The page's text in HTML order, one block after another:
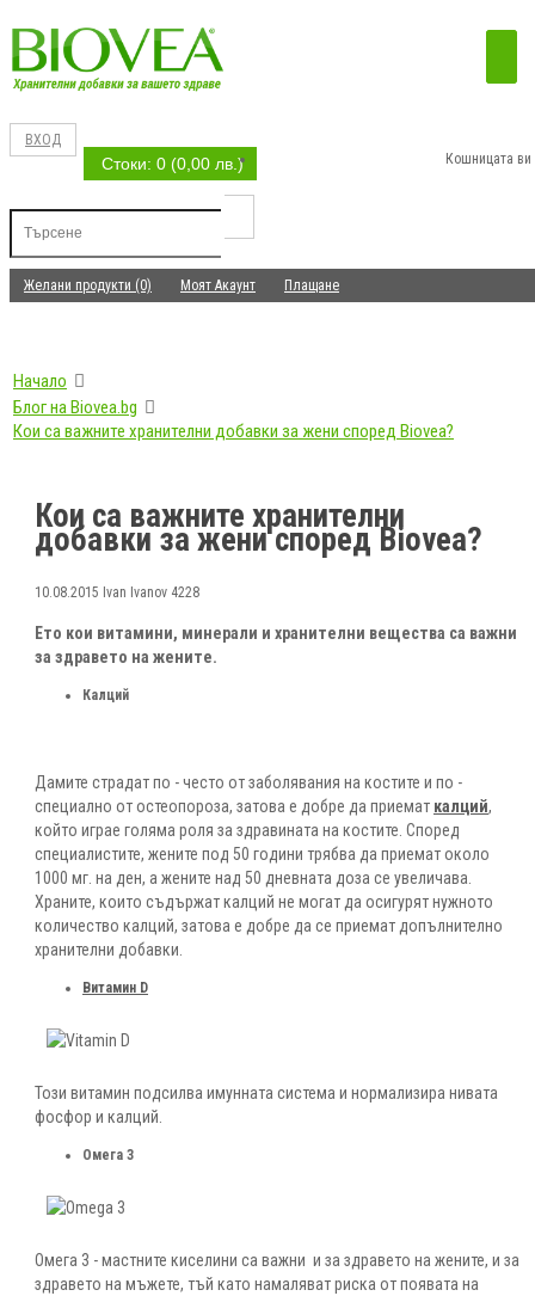
ВХОД
Стоки: 0 (0,00 лв.) Кошницата ви
Желани продукти (0) Моят Акаунт Плащане
Начало
Блог на Biovea.bg
Кои са важните хранителни добавки за жени според Biovea?
Кои са важните хранителни
добавки за жени според Biovea?
10.08.2015 Ivan Ivanov 4228
Ето кои витамини, минерали и хранителни вещества са важни
за здравето на жените.
Калций
Дамите страдат по - често от заболявания на костите и по -
специално от остеопороза, затова е добре да приемат калций,
който играе голяма роля за здравината на костите. Според
специалистите, жените под 50 години трябва да приемат около
1000 мг. на ден, а жените над 50 дневната доза се увеличава.
Храните, които съдържат калций не могат да осигурят нужното
количество калций, затова е добре да се приемат допълнително
хранителни добавки.
Витамин D
Този витамин подсилва имунната система и нормализира нивата
фосфор и калций.
Омега 3
Омега 3 - мастните киселини са важни и за здравето на жените, и за
здравето на мъжете, тъй като намаляват риска от появата на